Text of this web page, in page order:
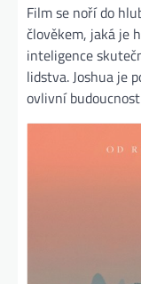
Film se noří do
člověkem, jaká je
inteligence
lidstva. Joshua je
ovlivní